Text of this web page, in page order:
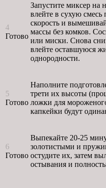
4
Готово
Запустите миксер на
влейте в сухую
скорость и
массы без комков.
или миски. Снова
влейте оставшуюся
однородности.
5
Готово
Наполните
трети их высоты
ложки для
капкейки будут
6
Готово
Выпекайте 20-25
золотистыми и
остудите их, затем
остывания и